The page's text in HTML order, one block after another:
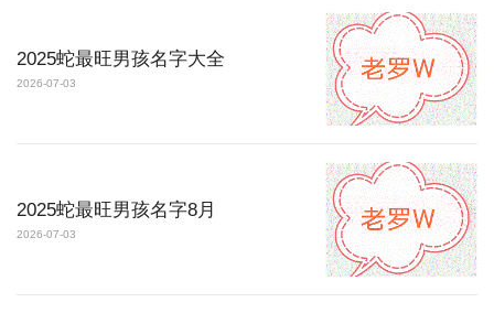
2025蛇最旺男孩名字大全
2026-07-03
2025蛇最旺男孩名字8月
2026-07-03